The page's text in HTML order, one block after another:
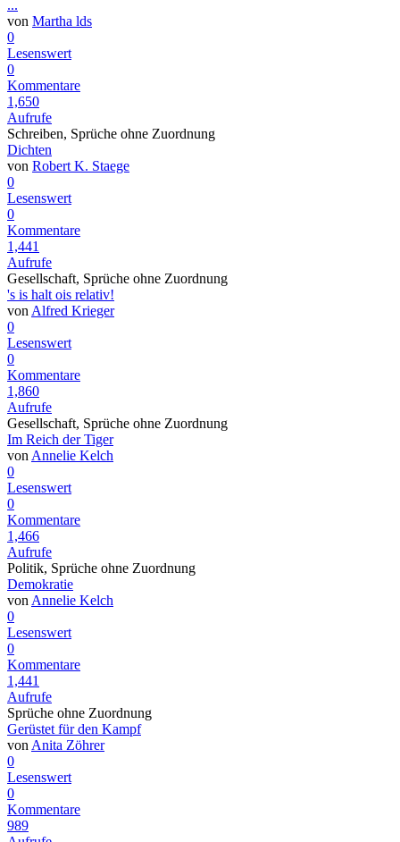
...
von Martha lds
0
Lesenswert
0
Kommentare
1,650
Aufrufe
Schreiben, Sprüche ohne Zuordnung
Dichten
von Robert K. Staege
0
Lesenswert
0
Kommentare
1,441
Aufrufe
Gesellschaft, Sprüche ohne Zuordnung
's is halt ois relativ!
vonAlfred Krieger
0
Lesenswert
0
Kommentare
1,860
Aufrufe
Gesellschaft, Sprüche ohne Zuordnung
Im Reich der Tiger
vonAnnelie Kelch
0
Lesenswert
0
Kommentare
1,466
Aufrufe
Politik, Sprüche ohne Zuordnung
Demokratie
vonAnnelie Kelch
0
Lesenswert
0
Kommentare
1,441
Aufrufe
Sprüche ohne Zuordnung
Gerüstet für den Kampf
vonAnita Zöhrer
0
Lesenswert
0
Kommentare
989